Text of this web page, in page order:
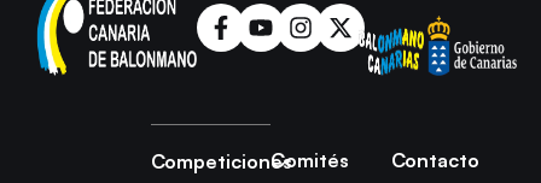
CompeticionesComités
Contacto